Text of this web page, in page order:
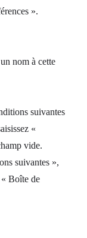
».
nom à cette
suivantes
«
vide.
suivantes »,
« Boîte de